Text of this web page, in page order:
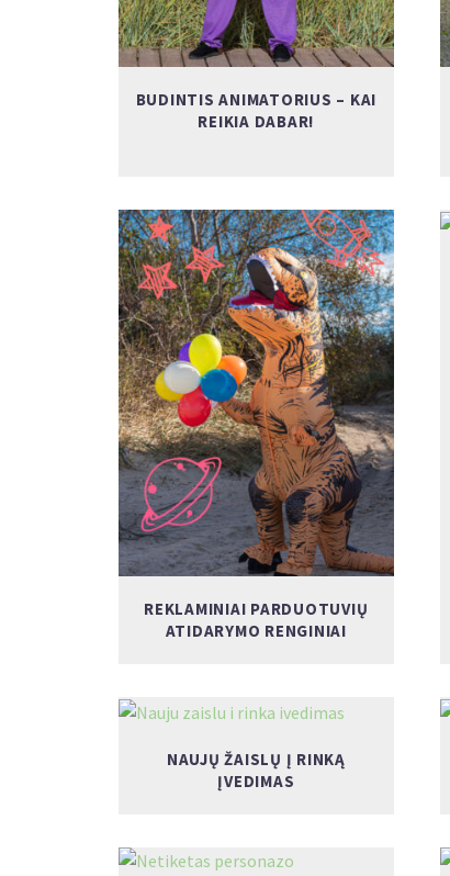
BUDINTIS ANIMATORIUS – KAI
REIKIA DABAR!
REKLAMINIAI PARDUOTUVIŲ
ATIDARYMO RENGINIAI
NAUJŲ ŽAISLŲ Į RINKĄ
ĮVEDIMAS